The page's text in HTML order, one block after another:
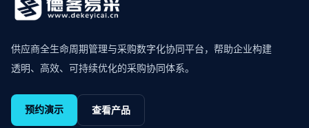
供应商全生命周期管理与采购数字化协同平台，帮助企业构建
透明、高效、可持续优化的采购协同体系。
预约演示 查看产品